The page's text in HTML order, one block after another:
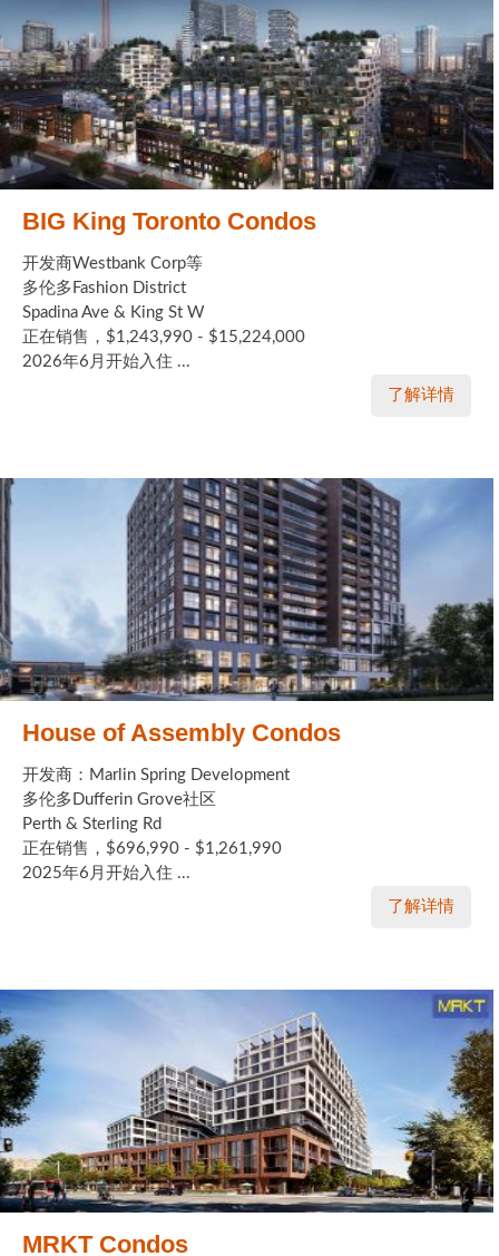
BIG King Toronto Condos
开发商Westbank Corp等
多伦多Fashion District
Spadina Ave & King St W
正在销售，$1,243,990 - $15,224,000
2026年6月开始入住 ...
了解详情
House of Assembly Condos
开发商：Marlin Spring Development
多伦多Dufferin Grove社区
Perth & Sterling Rd
正在销售，$696,990 - $1,261,990
2025年6月开始入住 ...
了解详情
MRKT Condos